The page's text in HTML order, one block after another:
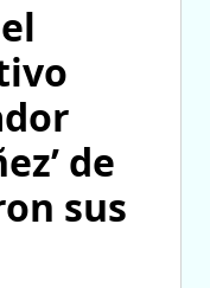
de
sus